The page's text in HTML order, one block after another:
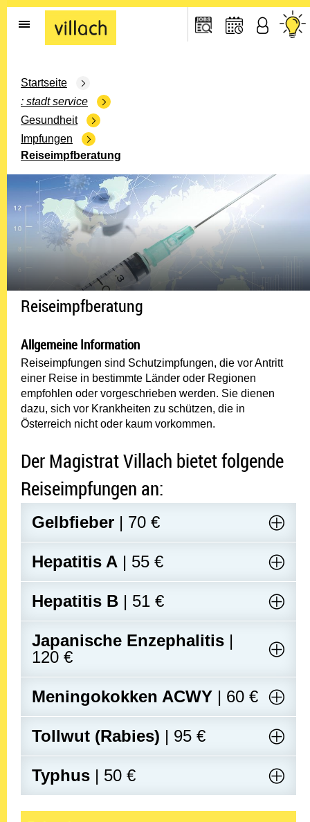
Gehe zur Startseite
Startseite
stadt service
Gesundheit
Impfungen
Reiseimpfberatung
Reiseimpfberatung
Allgemeine Information
Reiseimpfungen sind Schutzimpfungen, die vor Antritt
einer Reise in bestimmte Länder oder Regionen
empfohlen oder vorgeschrieben werden. Sie dienen
dazu, sich vor Krankheiten zu schützen, die in
Österreich nicht oder kaum vorkommen.
Der Magistrat Villach bietet folgende
Reiseimpfungen an:
Gelbfieber | 70 €
Hepatitis A | 55 €
Hepatitis B | 51 €
Japanische Enzephalitis |
120 €
Meningokokken ACWY | 60 €
Tollwut (Rabies) | 95 €
Typhus | 50 €